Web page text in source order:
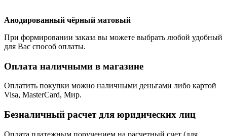
Анодированный чёрный матовый
При формировании заказа вы можете выбрать любой удобный
для Вас способ оплаты.
Оплата наличными в магазине
Оплатить покупки можно наличными деньгами либо картой
Visa, MasterCard, Мир.
Безналичный расчет для юридических лиц
Оплата платежным поручением на расчетный счет (для